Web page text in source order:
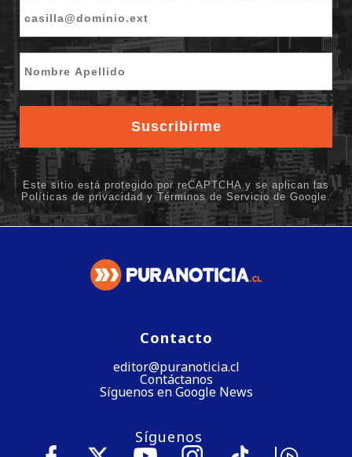
Contacto
editor@puranoticia.cl
Contáctanos
Síguenos en Google News
Síguenos